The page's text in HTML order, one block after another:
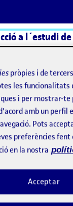
a l´estudi
1 8 Setembre,
i
Carreras
de publicació8 setembre, 2021
pròpies i de
les funcionalitats
i per mostrar-te
amb un perfil
Pots
preferències fent
en la nostra
Acceptar